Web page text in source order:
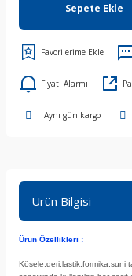
Sepete Ekle
Fiyatı Alarmı
Aynı gün kargo
Ürün Bilgisi
Ürün Özellikleri :
Kösele,deri,lastik,formika,suni